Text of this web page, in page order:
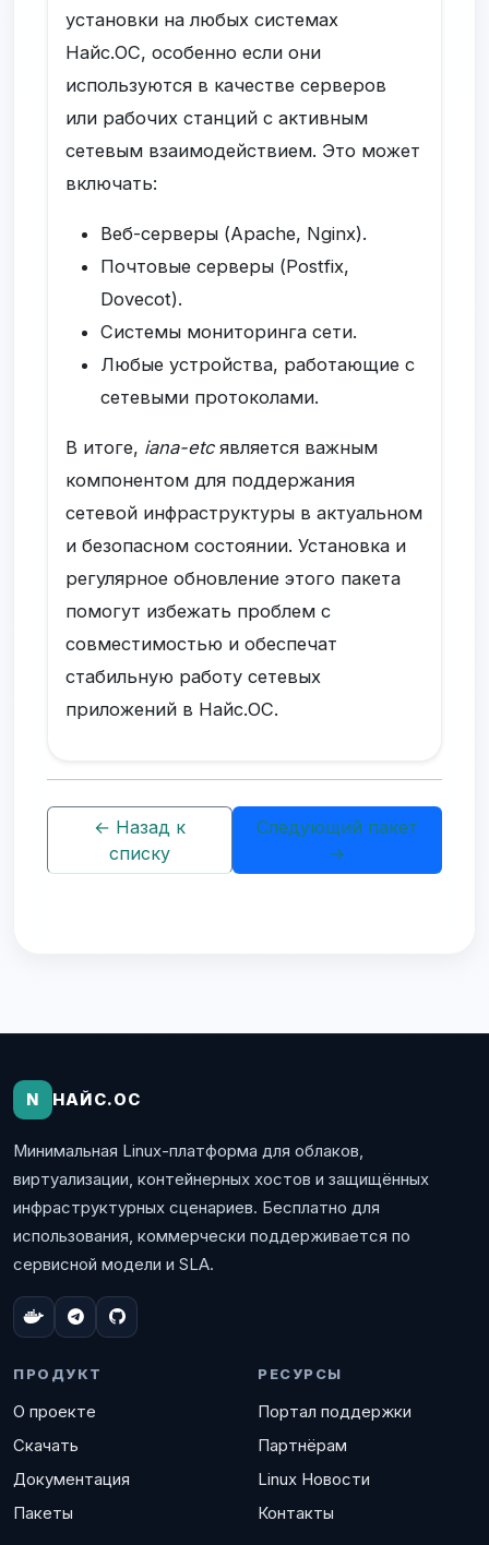
установки на любых системах
Найс.ОС, особенно если они
используются в качестве серверов
или рабочих станций с активным
сетевым взаимодействием. Это может
включать:
Веб-серверы (Apache, Nginx).
Почтовые серверы (Postfix,
Dovecot).
Системы мониторинга сети.
Любые устройства, работающие с
сетевыми протоколами.
В итоге, iana-etcявляется важным
компонентом для поддержания
сетевой инфраструктуры в актуальном
и безопасном состоянии. Установка и
регулярное обновление этого пакета
помогут избежать проблем с
совместимостью и обеспечат
стабильную работу сетевых
приложений в Найс.ОС.
← Назад к
списку
Следующий пакет
→
N НАЙС.ОС
Минимальная Linux-платформа для облаков,
виртуализации, контейнерных хостов и защищённых
инфраструктурных сценариев. Бесплатно для
использования, коммерчески поддерживается по
сервисной модели и SLA.
ПРОДУКТ
О проекте
Скачать
Документация
Пакеты
РЕСУРСЫ
Портал поддержки
Партнёрам
Linux Новости
Контакты